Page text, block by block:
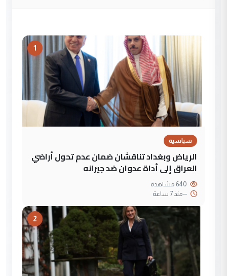
1
سياسية
الرياض وبغداد تناقشان ضمان عدم تحول أراضي
العراق إلى أداة عدوان ضد جيرانه
--منذ 7 ساعة
2